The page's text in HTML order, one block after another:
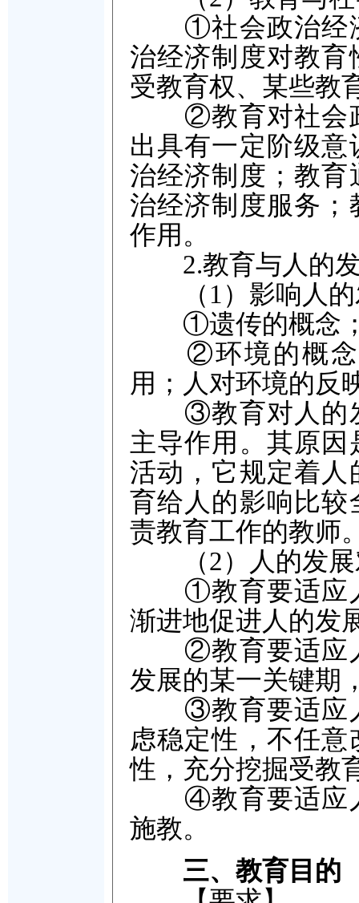
①社会政治经济
治经济制度对教
受教育权、某些教
②教育对社会政
出具有一定阶级
治经济制度；教
治经济制度服务
作用。
2.教育与人的发
（1）影响人的
①遗传的概念；
②环境的概念
用；人对环境的反
③教育对人的发
主导作用。其原
活动，它规定着
育给人的影响比
责教育工作的教师
（2）人的发展
①教育要适应人
渐进地促进人的发
②教育要适应人
发展的某一关键期
③教育要适应人
虑稳定性，不任
性，充分挖掘受教
④教育要适应人
施教。
三、教育目的